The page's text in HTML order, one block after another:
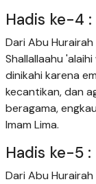
Hadis ke-4 :
Dari Abu
Shallallaahu
dinikahi karena
kecantikan, dan
beragama,
Imam Lima.
Hadis ke-5 :
Dari Abu